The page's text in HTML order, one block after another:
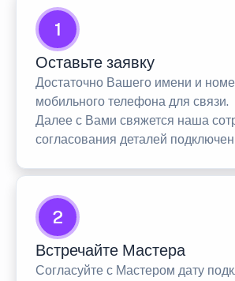
1
Оставьте заявку
Достаточно Вашего имени и
мобильного телефона для связи.
Далее с Вами свяжется наша
согласования деталей
2
Встречайте Мастера
Согласуйте с Мастером дату